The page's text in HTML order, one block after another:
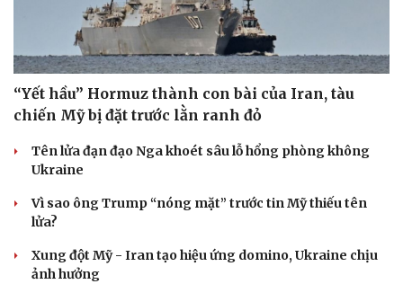
“Yết hầu” Hormuz thành con bài của Iran, tàu
chiến Mỹ bị đặt trước lằn ranh đỏ
Tên lửa đạn đạo Nga khoét sâu lỗ hổng phòng không
Ukraine
Vì sao ông Trump “nóng mặt” trước tin Mỹ thiếu tên
lửa?
Xung đột Mỹ - Iran tạo hiệu ứng domino, Ukraine chịu
ảnh hưởng